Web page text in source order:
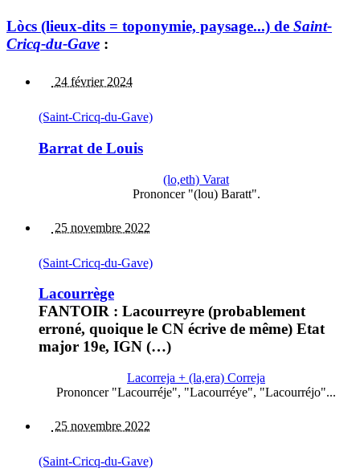
Lòcs (lieux-dits = toponymie, paysage...) de Saint-
Cricq-du-Gave :
24 février 2024
(Saint-Cricq-du-Gave)
Barrat de Louis
(lo,eth) Varat
Prononcer "(lou) Baratt".
25 novembre 2022
(Saint-Cricq-du-Gave)
Lacourrège
FANTOIR : Lacourreyre (probablement
erroné, quoique le CN écrive de même) Etat
major 19e, IGN (…)
Lacorreja + (la,era) Correja
Prononcer "Lacourréje", "Lacourréye", "Lacourréjo"...
25 novembre 2022
(Saint-Cricq-du-Gave)